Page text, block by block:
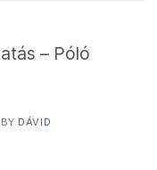
– Póló
BY DÁVID